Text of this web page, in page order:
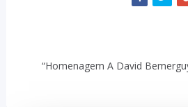
“Homenagem A David